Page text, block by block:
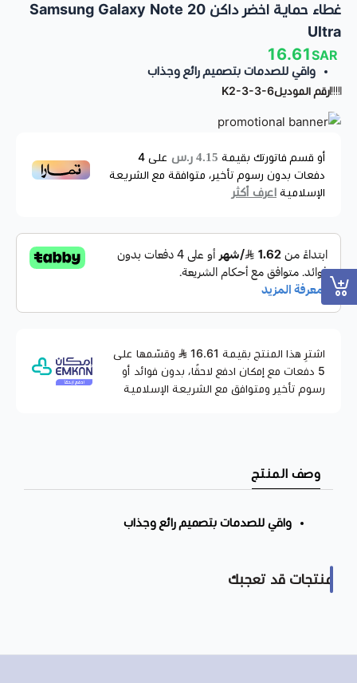
غطاء حماية اخضر داكن Samsung Galaxy Note 20
Ultra
16.61 SAR
واقي للصدمات بتصميم رائع وجذاب
رقم الموديلK2-3-3-6
أو قسم فاتورتك بقيمة 4.15 ر.س على 4
دفعات بدون رسوم تأخير، متوافقة مع الشريعة
الإسلامية اعرف أكثر
اشترِ هذا المنتج بقيمة 16.61
وقسّمها على
5 دفعات مع إمكان ادفع لاحقًا، بدون فوائد أو
رسوم تأخير ومتوافق مع الشريعة الإسلامية
وصف المنتج
واقي للصدمات بتصميم رائع وجذاب
منتجات قد تعجبك